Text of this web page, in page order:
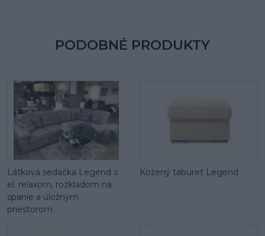
PODOBNÉ PRODUKTY
Látková sedačka Legend s
el. relaxom, rozkladom na
spanie a úložným
priestorom
Kožený taburet Legend